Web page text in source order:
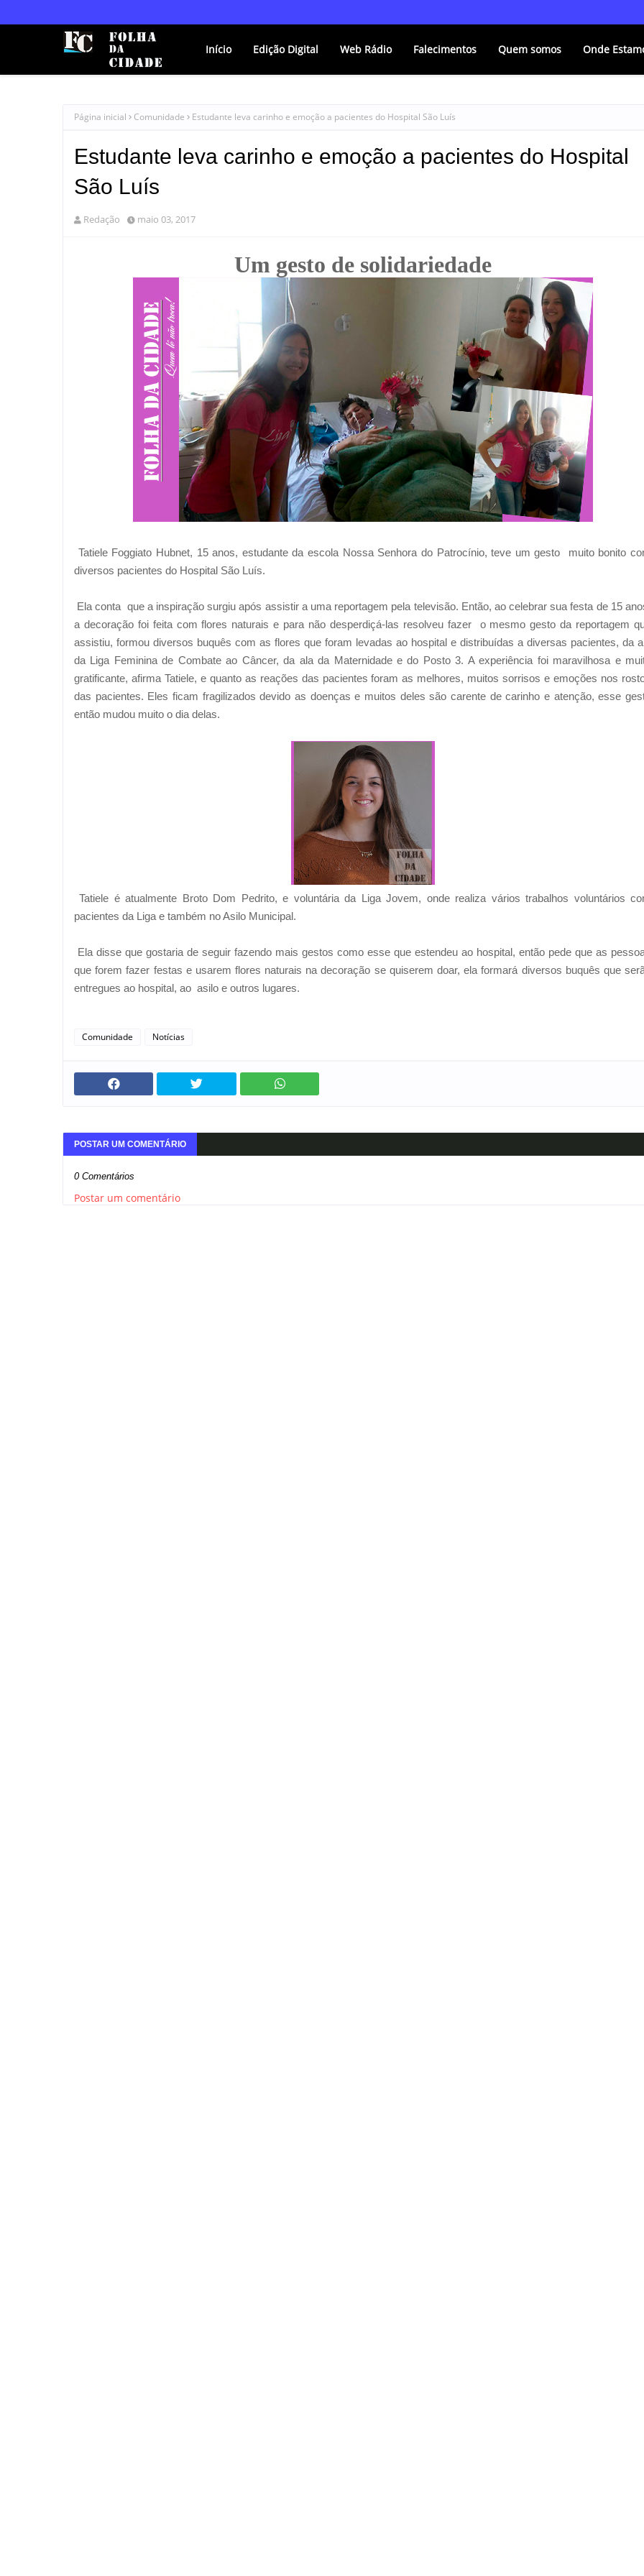
Início Edição Digital Web Rádio Falecimentos Quem somos Onde
Página inicial Comunidade Estudante leva carinho e emoção a pacientes do Hospital São Luís
Estudante leva carinho e emoção a pacientes do Hospital
São Luís
Redação maio 03, 2017
Um gesto de solidariedade
Tatiele Foggiato Hubnet, 15 anos, estudante da escola Nossa Senhora do Patrocínio, teve um gesto muito bonito
diversos pacientes do Hospital São Luís.
Ela conta que a inspiração surgiu após assistir a uma reportagem pela televisão. Então, ao celebrar sua festa de 15
a decoração foi feita com flores naturais e para não desperdiçá-las resolveu fazer o mesmo gesto da reportagem
assistiu, formou diversos buquês com as flores que foram levadas ao hospital e distribuídas a diversas pacientes, da
da Liga Feminina de Combate ao Câncer, da ala da Maternidade e do Posto 3. A experiência foi maravilhosa e
gratificante, afirma Tatiele, e quanto as reações das pacientes foram as melhores, muitos sorrisos e emoções nos
das pacientes. Eles ficam fragilizados devido as doenças e muitos deles são carente de carinho e atenção, esse
então mudou muito o dia delas.
Tatiele é atualmente Broto Dom Pedrito, e voluntária da Liga Jovem, onde realiza vários trabalhos voluntários
pacientes da Liga e também no Asilo Municipal.
Ela disse que gostaria de seguir fazendo mais gestos como esse que estendeu ao hospital, então pede que as
que forem fazer festas e usarem flores naturais na decoração se quiserem doar, ela formará diversos buquês que
entregues ao hospital, ao asilo e outros lugares.
Comunidade Notícias
POSTAR UM COMENTÁRIO
0 Comentários
Postar um comentário